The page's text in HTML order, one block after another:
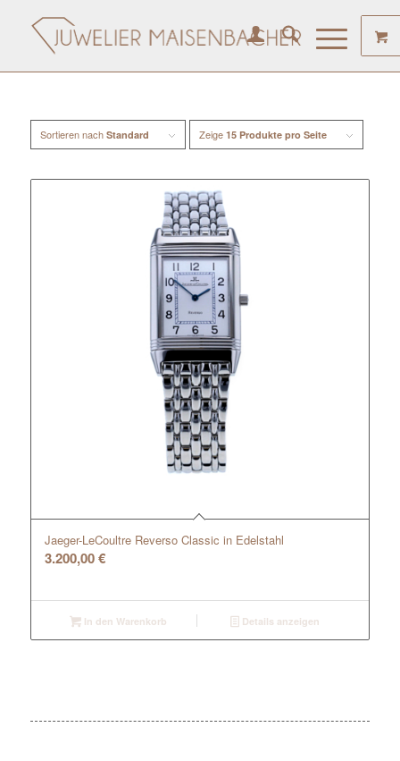
Sortieren nach Standard Zeige 15 Produkte pro Seite
Jaeger-LeCoultre Reverso Classic in Edelstahl
3.200,00€
In den Warenkorb Details anzeigen